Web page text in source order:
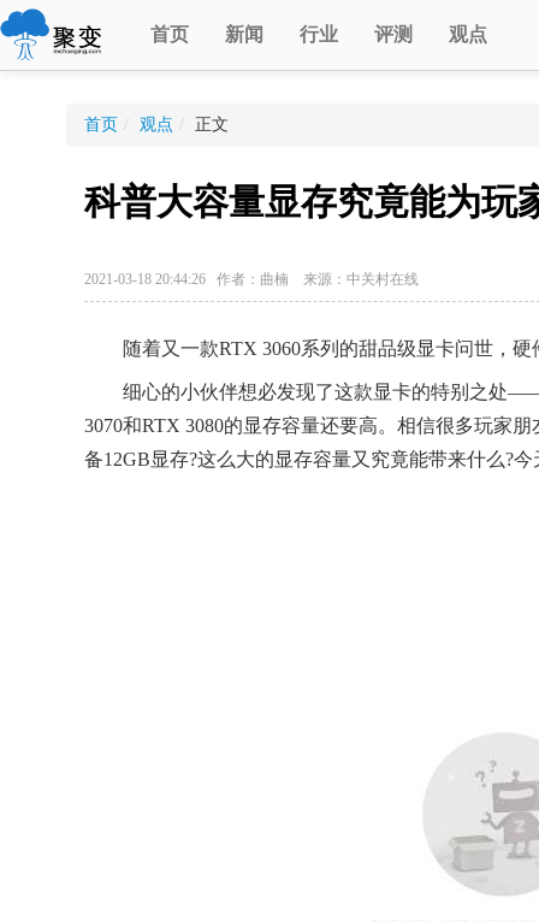
首页 新闻 行业 评测 观点
首页 / 观点 / 正文
科普大容量显存究竟能为玩
2021-03-18 20:44:26 作者：曲楠 来源：中关村在线
随着又一款RTX 3060系列的甜品级显卡问世，硬
细心的小伙伴想必发现了这款显卡的特别之处——
3070和RTX 3080的显存容量还要高。相信很多玩家
备12GB显存?这么大的显存容量又究竟能带来什么?